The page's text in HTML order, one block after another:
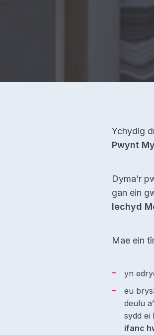
Ychydig
Pwynt
Dyma’r
gan ein
Iechyd
Mae ein
yn
eu
deulu
sydd ei
ifanc